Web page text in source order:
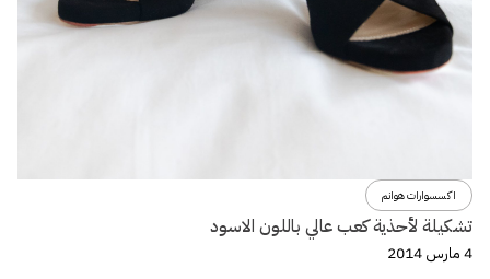
اكسسوارات هوانم
تشكيلة لأحذية كعب عالي باللون الاسود
4 مارس 2014